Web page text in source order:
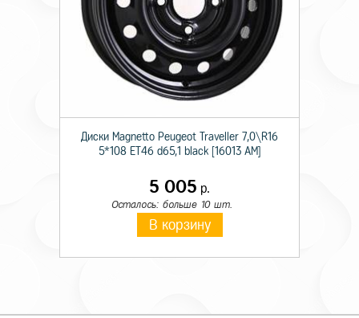
Диски Magnetto Peugeot Traveller 7,0\R16
5*108 ET46 d65,1 black [16013 AM]
5 005 р.
Осталось: больше 10 шт.
В корзину